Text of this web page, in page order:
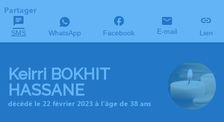
Partager
SMS WhatsApp Facebook E-mail Lien
Keirri BOKHIT
HASSANE
décédé le 22 février 2023 à l'âge de 38 ans